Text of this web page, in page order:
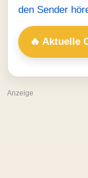
den Sender
🔥 Aktuelle
Anzeige